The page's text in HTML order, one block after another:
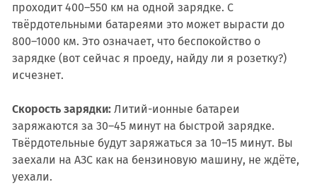
проходит 400–550 км на одной зарядке. С
твёрдотельными батареями это может вырасти до
800–1000 км. Это означает, что беспокойство о
зарядке (вот сейчас я проеду, найду ли я розетку?)
исчезнет.
Скорость зарядки:Литий-ионные батареи
заряжаются за 30–45 минут на быстрой зарядке.
Твёрдотельные будут заряжаться за 10–15 минут. Вы
заехали на АЗС как на бензиновую машину, не ждёте,
уехали.